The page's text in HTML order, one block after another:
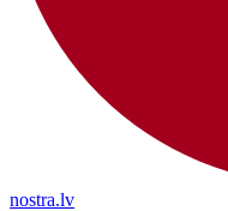
nostra.lv